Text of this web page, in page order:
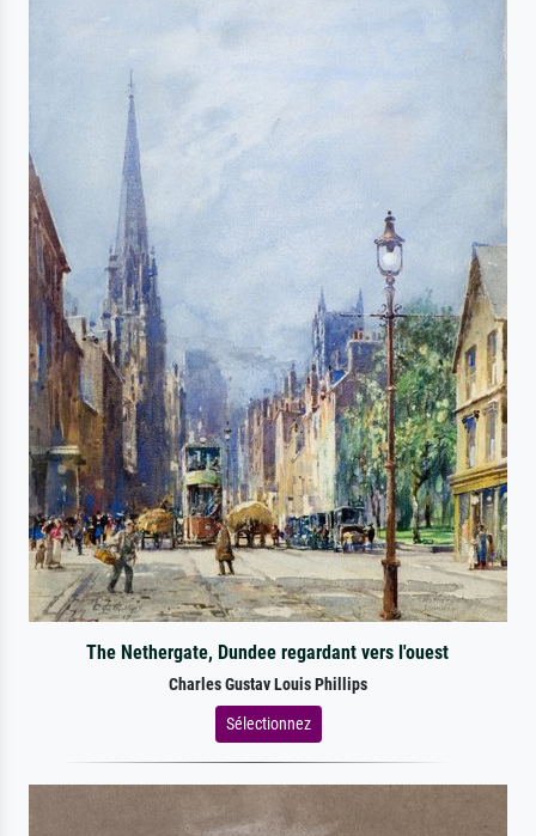
The Nethergate, Dundee regardant vers l'ouest
Charles Gustav Louis Phillips
Sélectionnez